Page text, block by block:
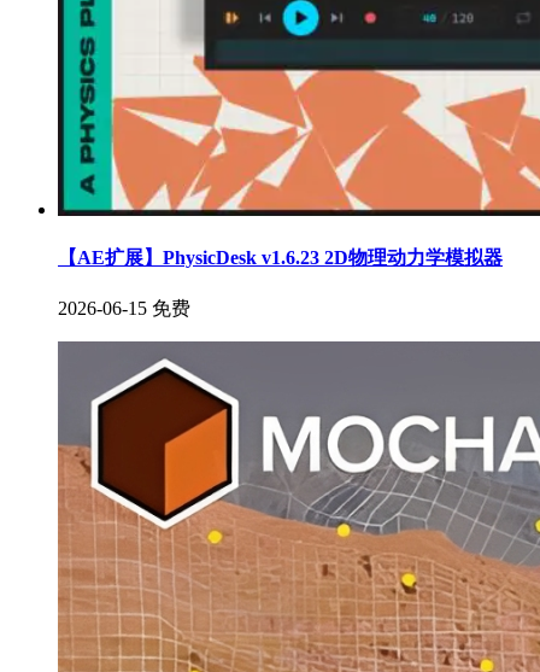
【AE扩展】PhysicDesk v1.6.23 2D物理动力学模拟器
2026-06-15 免费